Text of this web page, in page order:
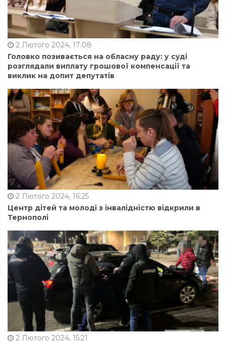
2 Лютого 2024, 17:08
Головко позивається на обласну раду: у суді
розглядали виплату грошової компенсації та
виклик на допит депутатів
2 Лютого 2024, 16:25
Центр дітей та молоді з інвалідністю відкрили в
Тернополі
2 Лютого 2024, 15:21